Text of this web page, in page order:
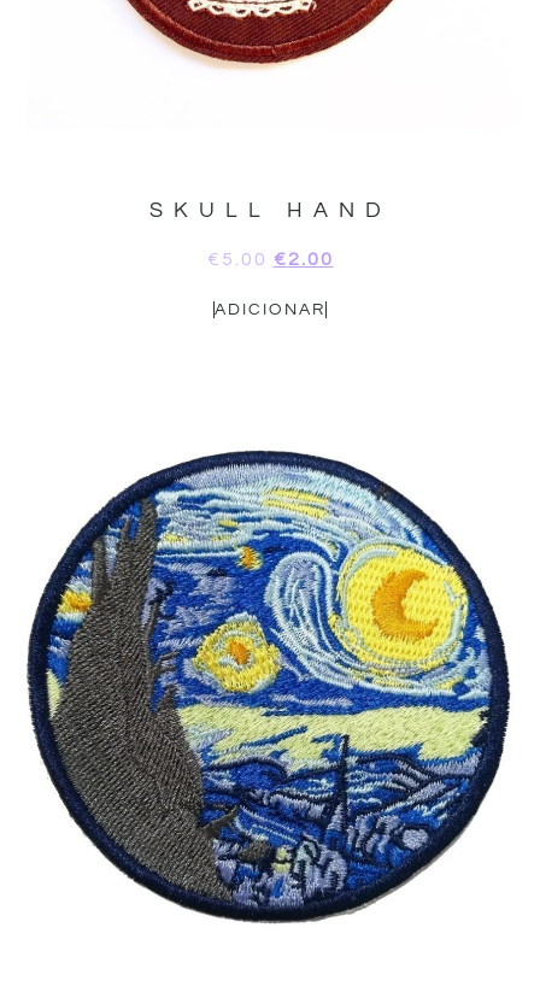
SKULL HAND
€ 5.00 €2.00
ADICIONAR